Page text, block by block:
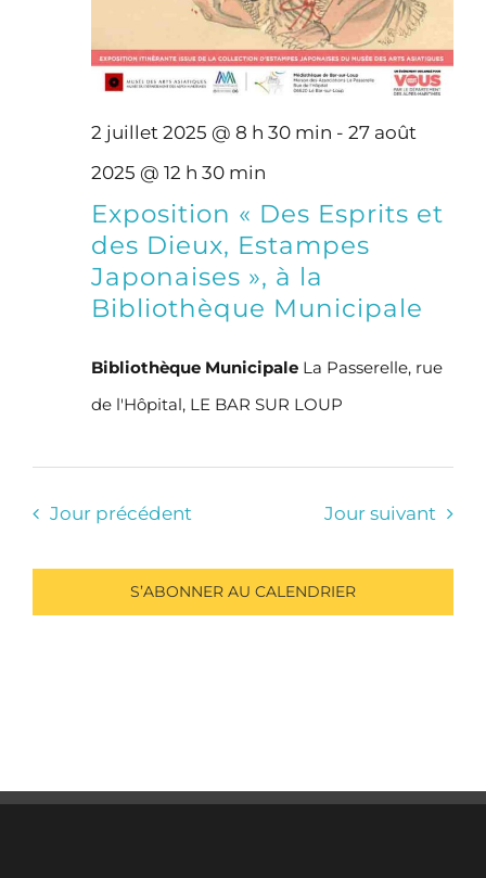
2 juillet 2025 @ 8 h 30 min - 27 août
2025 @ 12 h 30 min
Exposition « Des Esprits et
des Dieux, Estampes
Japonaises », à la
Bibliothèque Municipale
Bibliothèque Municipale La Passerelle, rue
de l'Hôpital, LE BAR SUR LOUP
Jour précédent Jour suivant
S’ABONNER AU CALENDRIER